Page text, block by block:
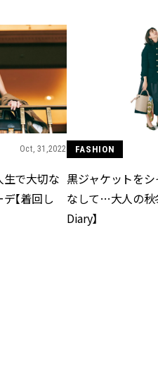
Oct, 31,2022
で大切な
【着回し
FASHION
黒ジャケットを
なして…大人の秋
Diary】